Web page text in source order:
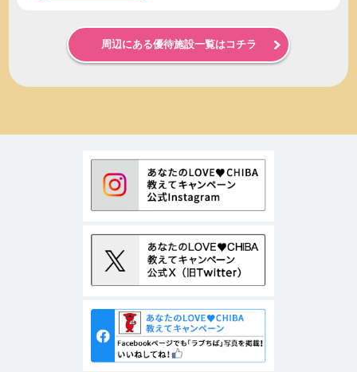
周辺にある優待施設一覧はコチラ